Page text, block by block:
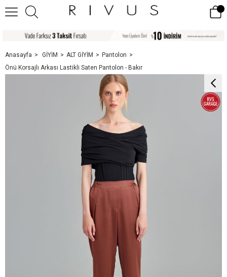
Anasayfa GİYİM ALT GİYİM
Pantolon
Önü Korsajlı Arkası Lastikli Saten Pantolon - Bakır